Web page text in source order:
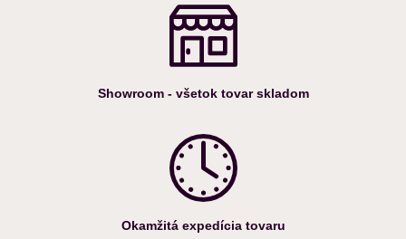
Showroom - všetok tovar skladom
Okamžitá expedícia tovaru